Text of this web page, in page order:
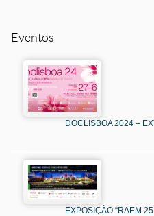
Eventos
DOCLISBOA 2024 –
EXPOSIÇÃO “RAEM